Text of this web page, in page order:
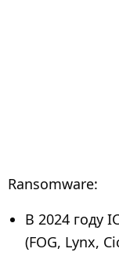
Ransomware:
В 2024 году
(FOG, Lynx,